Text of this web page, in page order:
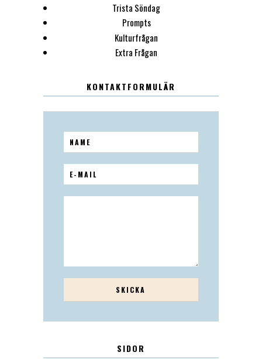
Trista Söndag
Prompts
Kulturfrågan
Extra Frågan
KONTAKTFORMULÄR
SIDOR